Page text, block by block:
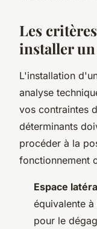
Les
installer
L'installation
analyse
vos contraintes
déterminants
procéder à la
fonctionnement
Espace
équivalente
pour le